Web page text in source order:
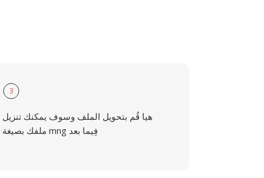
3
هيا قُم بتحويل الملف وسوف يمكنك تنزيل
ملفك بصيغة mng فِيما بعد